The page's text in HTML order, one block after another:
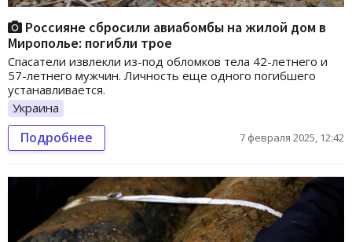
Россияне сбросили авиабомбы на жилой дом в
Мирополье: погибли трое
Спасатели извлекли из-под обломков тела 42-летнего и
57-летнего мужчин. Личность еще одного погибшего
устанавливается.
Украина
Подробнее 7 февраля 2025, 12:42